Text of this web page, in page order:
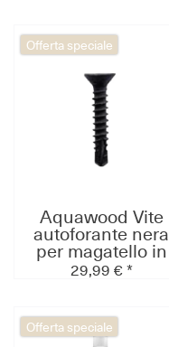
Offerta speciale
Aquawood Vite
autoforante nera
per magatello in
alluminio
29,99 € *
Offerta speciale